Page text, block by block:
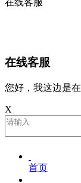
在线客服
在线客服
您好，我这边是
X
首页